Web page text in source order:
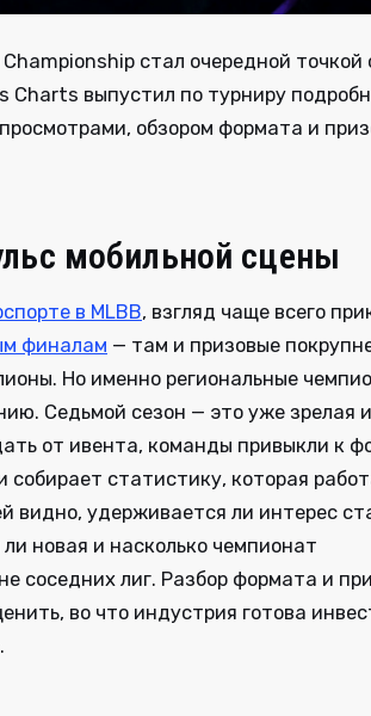
стал очередной точкой
Charts выпустил по турниру
обзором формата и
мобильной сцены
в MLBB, взгляд чаще всего
финалам — там и призовые
Но именно региональные
Седьмой сезон — это уже зрелая
от ивента, команды привыкли к
статистику, которая
видно, удерживается ли интерес
новая и насколько чемпионат
соседних лиг. Разбор формата и
во что индустрия готова